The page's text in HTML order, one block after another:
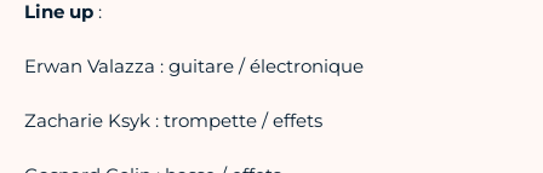
Line up :
Erwan Valazza : guitare / électronique
Zacharie Ksyk : trompette / effets